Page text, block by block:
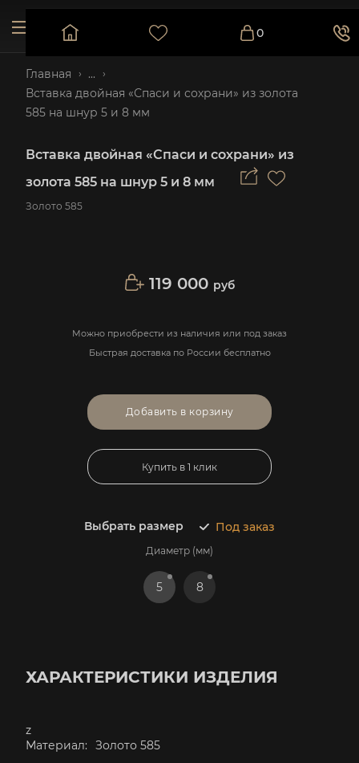
0
Главная
...
Вставка двойная «Спаси и сохрани» из золота
585 на шнур 5 и 8 мм
Вставка двойная «Спаси и сохрани» из
золота 585 на шнур 5 и 8 мм
Золото 585
119 000 руб
Можно приобрести из наличия или под заказ
Быстрая доставка по России бесплатно
Выбрать размер Под заказ
Диаметр (мм)
5 8
Добавить в корзину
Купить в 1 клик
ХАРАКТЕРИСТИКИ ИЗДЕЛИЯ
z
Материал:
Золото 585